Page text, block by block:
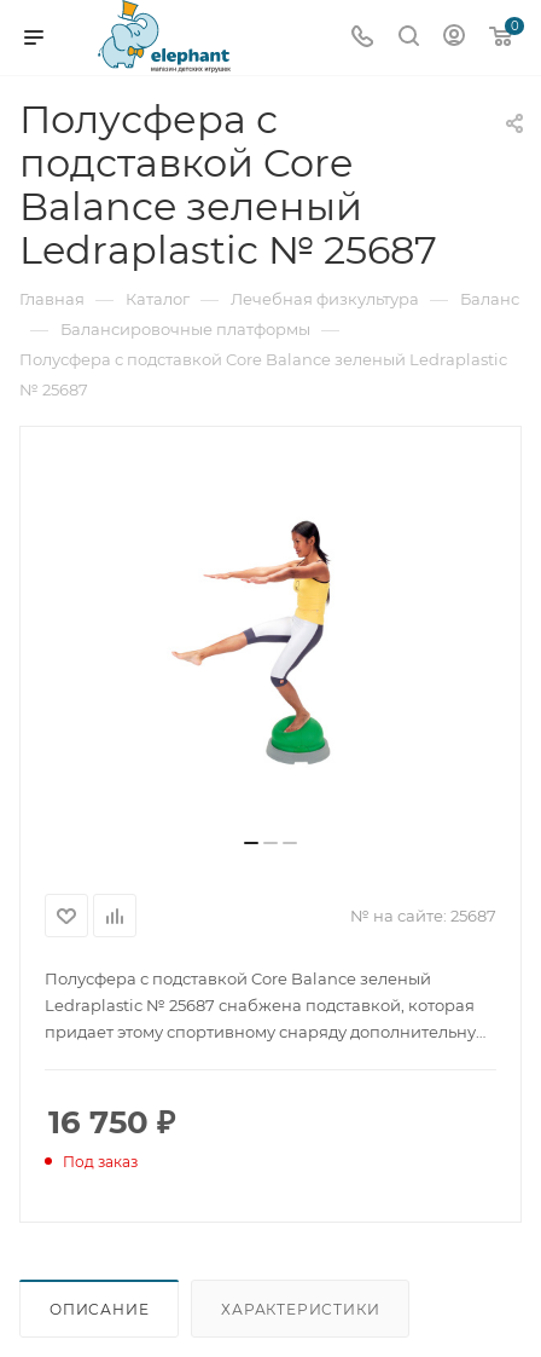
0
Полусфера с
подставкой Core
Balance зеленый
Ledraplastic № 25687
Главная — Каталог — Лечебная физкультура — Баланс
— Балансировочные платформы —
Полусфера с подставкой Core Balance зеленый Ledraplastic
№ 25687
№ на сайте: 25687
Полусфера с подставкой Core Balance зеленый
Ledraplastic № 25687 снабжена подставкой, которая
придает этому спортивному снаряду дополнительную
развить свои общие физические качества, а также
скорректировать проблемные зоны фигуры, стать
бодрее и энергичнее. Эта устойчивая платформа –
16 750 ₽
Под заказ
ОПИСАНИЕ ХАРАКТЕРИСТИКИ